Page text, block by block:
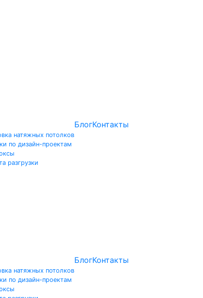
натяжных потолков
по дизайн-проектам
разгрузки
БлогКонтакты
натяжных потолков
по дизайн-проектам
БлогКонтакты